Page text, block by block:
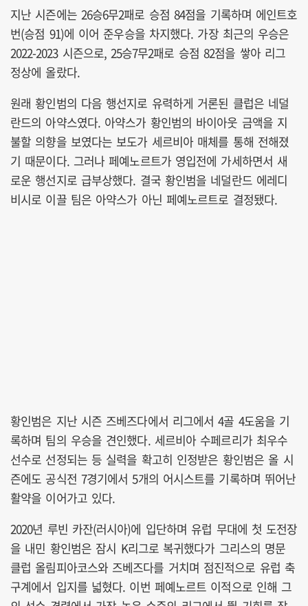
지난 시즌에는 26승6무2패로 승점 84점을 기록하며 에인트호
번(승점 91)에 이어 준우승을 차지했다. 가장 최근의 우승은
2022-2023 시즌으로, 25승7무2패로 승점 82점을 쌓아 리그
정상에 올랐다.
원래 황인범의 다음 행선지로 유력하게 거론된 클럽은 네덜
란드의 아약스였다. 아약스가 황인범의 바이아웃 금액을 지
불할 의향을 보였다는 보도가 세르비아 매체를 통해 전해졌
기 때문이다. 그러나 페예노르트가 영입전에 가세하면서 새
로운 행선지로 급부상했다. 결국 황인범을 네덜란드 에레디
비시로 이끌 팀은 아약스가 아닌 페예노르트로 결정됐다.
황인범은 지난 시즌 즈베즈다에서 리그에서 4골 4도움을 기
록하며 팀의 우승을 견인했다. 세르비아 수페르리가 최우수
선수로 선정되는 등 실력을 확고히 인정받은 황인범은 올 시
즌에도 공식전 7경기에서 5개의 어시스트를 기록하며 뛰어난
활약을 이어가고 있다.
2020년 루빈 카잔(러시아)에 입단하며 유럽 무대에 첫 도전장
을 내민 황인범은 잠시 K리그로 복귀했다가 그리스의 명문
클럽 올림피아코스와 즈베즈다를 거치며 점진적으로 유럽 축
구계에서 입지를 넓혔다. 이번 페예노르트 이적으로 인해 그